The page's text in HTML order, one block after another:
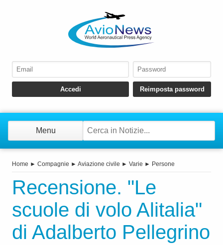
Menu
Home ► Compagnie ► Aviazione civile ► Varie ► Persone
Recensione. "Le
scuole di volo Alitalia"
di Adalberto Pellegrino